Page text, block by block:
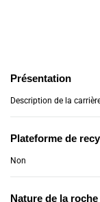
Présentation
Description de la
Plateforme de
Non
Nature de la roche